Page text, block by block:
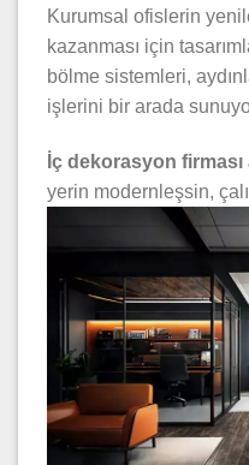
Kurumsal ofislerin
kazanması için
bölme sistemleri,
işlerini bir arada
İç dekorasyon firması
yerin modernleşsin,